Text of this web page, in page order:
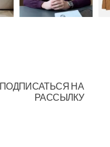
ПОДПИСАТЬСЯ НА
РАССЫЛКУ